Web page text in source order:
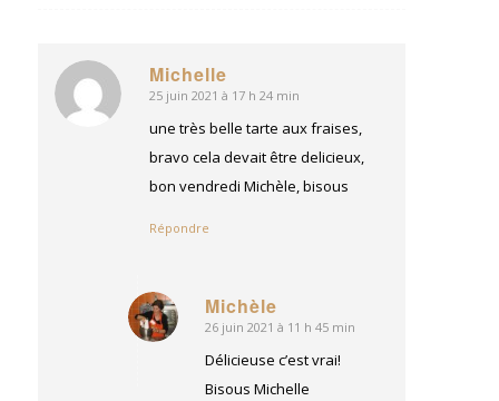
Michelle
dit
:
25 juin 2021 à 17 h 24 min
une très belle tarte aux fraises,
bravo cela devait être delicieux,
bon vendredi Michèle, bisous
Répondre
Michèle
dit
26 juin 2021 à 11 h 45 min
Délicieuse c’est vrai!
Bisous Michelle